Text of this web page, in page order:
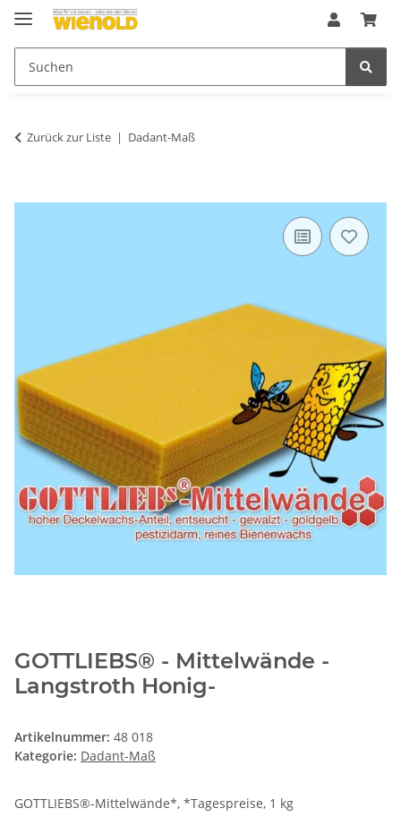
Zurück zur Liste Dadant-Maß
GOTTLIEBS® - Mittelwände -
Langstroth Honig-
Artikelnummer: 48 018
Kategorie: Dadant-Maß
GOTTLIEBS®-Mittelwände*, *Tagespreise, 1 kg